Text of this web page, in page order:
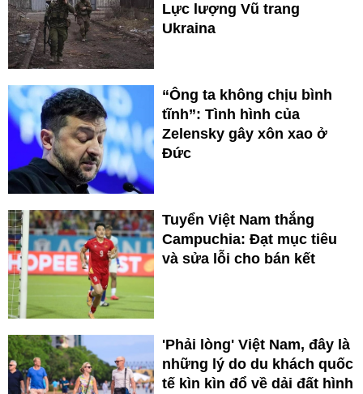
Lực lượng Vũ trang
Ukraina
“Ông ta không chịu bình
tĩnh”: Tình hình của
Zelensky gây xôn xao ở
Đức
Tuyển Việt Nam thắng
Campuchia: Đạt mục tiêu
và sửa lỗi cho bán kết
'Phải lòng' Việt Nam, đây là
những lý do du khách quốc
tế kìn kìn đổ về dải đất hình